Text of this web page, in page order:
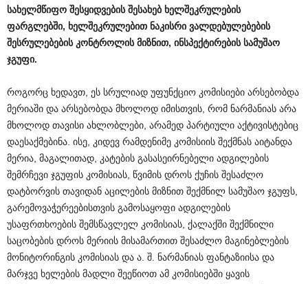
სახელმწიფო შესყიდვების შესახებ ხელშეკრულების
ფარგლებში, ხელშეკრულებით ნაკისრი ვალდებულებების
შესრულებების კონტროლის მიზნით, ინსპექტირების სამუშაო
ჯგუფი.
როგორც ხედავთ, ეს სრულიად უფუნქციო კომისიები არსებობდა
მერიაში და არსებობდა მხოლოდ იმისთვის, რომ ნარმანიას არა
მხოლოდ თავისი ახლობლები, არამედ პარტიული აქტივისტებიც
დაესაქმებინა. ისე, კიდევ რამდენიმე კომისიის შექმნას აიტანდა
მერია, მაგალითად, კატების გასასეირნებელი ადგილების
შემრჩევი ჯგუფის კომისიას, წვიმის დროს ქუჩის შესაძლო
დატბორვის თავიდან აცილების მიზნით შექმნილ სამუშაო ჯგუფს,
გარემოვაჭერეებისთვის გამოსაყოფი ადგილების
უსაფრთხოების შემსწავლელ კომისიას, ქალაქში შექმნილი
საცობების დროს მერიის მისამართით შესაძლო მაგინებლების
მონიტორინგის კომისიას და ა. შ. ნარმანიას ფანტაზიისა და
მარჯვე ხელების მადლი შეეწიოთ ამ კომისიებში ყავის